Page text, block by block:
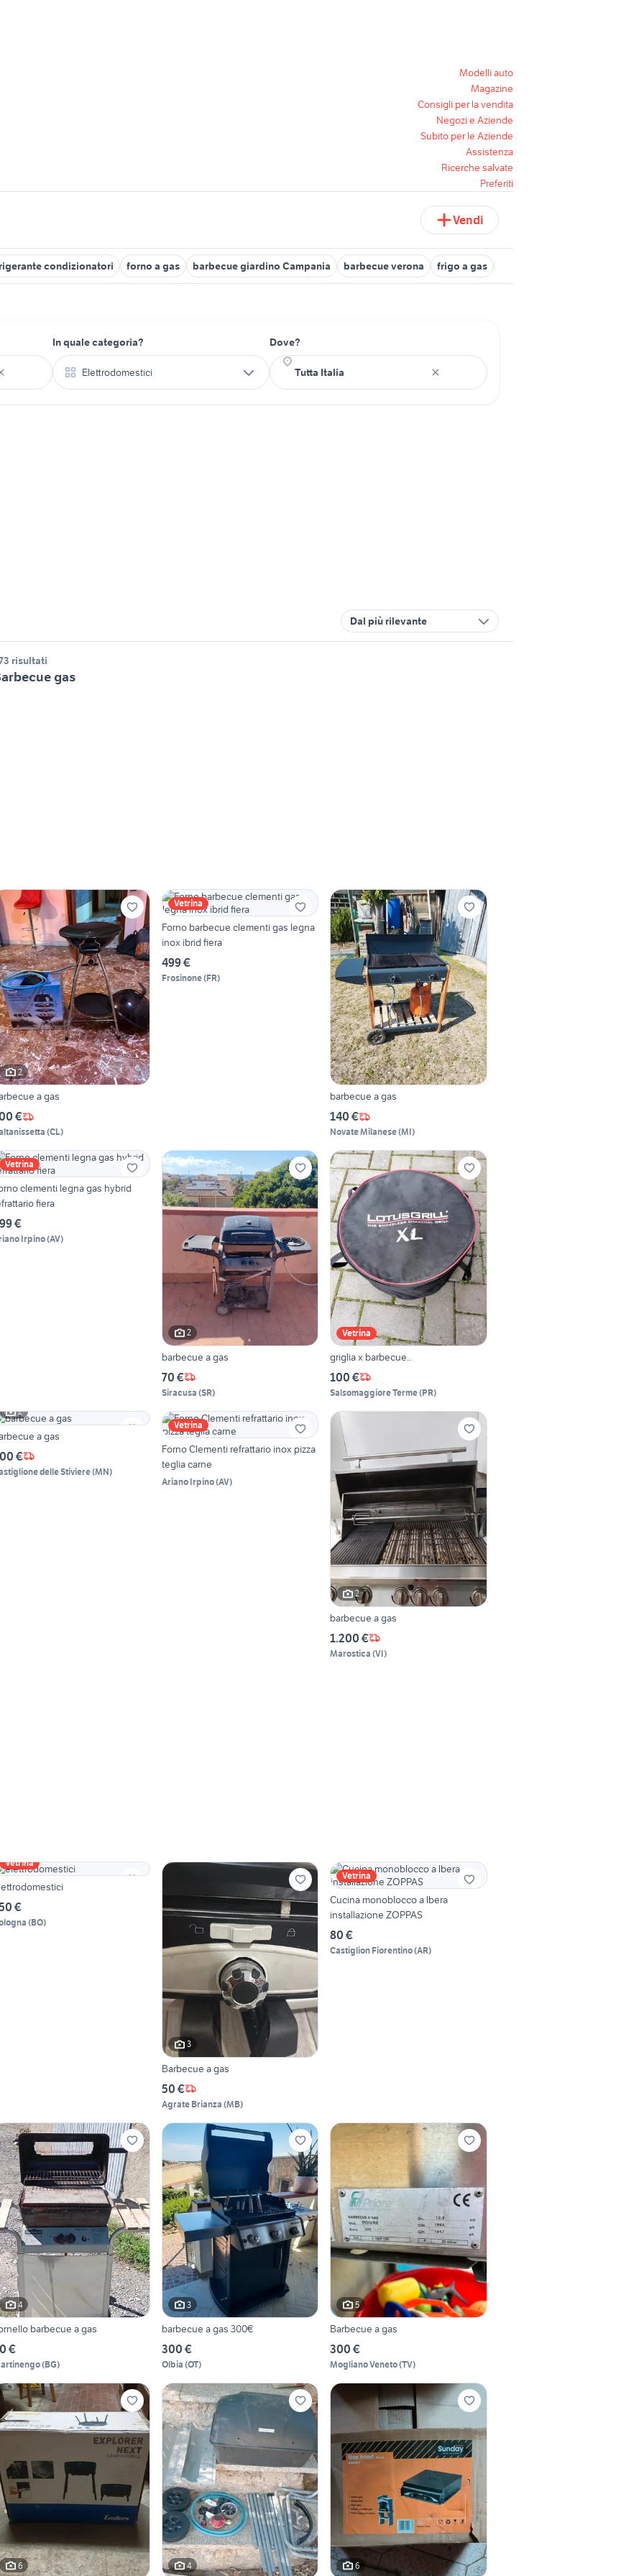
Modelli auto
Magazine
Consigli per la vendita
Negozi e Aziende
Subito per le Aziende
Assistenza
Ricerche salvate
Preferiti
Vendi
condizionatori forno a gas barbecue giardino Campania barbecue verona frigo a gas
In quale categoria?
Elettrodomestici
Dove?
Dal più rilevante
risultati
gas
2
a gas
€
(CL)
Vetrina
Forno barbecue clementi gas legna
inox ibrid fiera
499 €
Frosinone(FR)
barbecue a gas
140 €
Novate Milanese(MI)
Vetrina
clementi legna gas hybrid
fiera
€
Irpino(AV)
2
barbecue a gas
70 €
Siracusa (SR)
Vetrina
griglia x barbecue..
100 €
Salsomaggiore Terme(PR)
2
a gas
€
delle Stiviere(MN)
Vetrina
Forno Clementi refrattario inox pizza
teglia carne
Ariano Irpino(AV)
2
barbecue a gas
1.200 €
Marostica (VI)
Vetrina
€
(BO)
3
Barbecue a gas
50 €
Agrate Brianza (MB)
Vetrina
Cucina monoblocco a lbera
installazione ZOPPAS
80 €
Castiglion Fiorentino(AR)
4
barbecue a gas
€
(BG)
3
barbecue a gas 300€
300 €
Olbia (OT)
5
Barbecue a gas
300 €
Mogliano Veneto(TV)
6 4 6